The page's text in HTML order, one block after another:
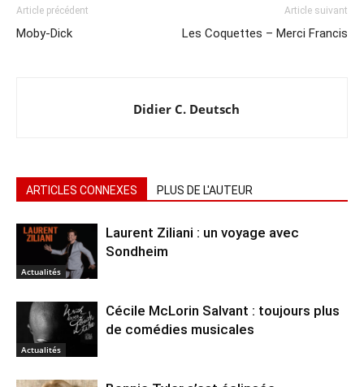
Article précédent
Moby-Dick
Article suivant
Les Coquettes – Merci Francis
Didier C. Deutsch
ARTICLES CONNEXES PLUS DE L'AUTEUR
Actualités
Laurent Ziliani : un voyage avec
Sondheim
Actualités
Cécile McLorin Salvant : toujours plus
de comédies musicales